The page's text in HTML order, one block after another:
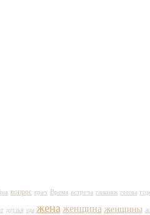
вопрос врач Время встреча гаишник голова
друзья еда жена женщина женщины